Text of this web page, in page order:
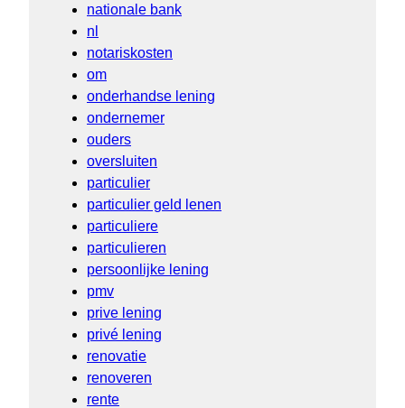
nationale bank
nl
notariskosten
om
onderhandse lening
ondernemer
ouders
oversluiten
particulier
particulier geld lenen
particuliere
particulieren
persoonlijke lening
pmv
prive lening
privé lening
renovatie
renoveren
rente